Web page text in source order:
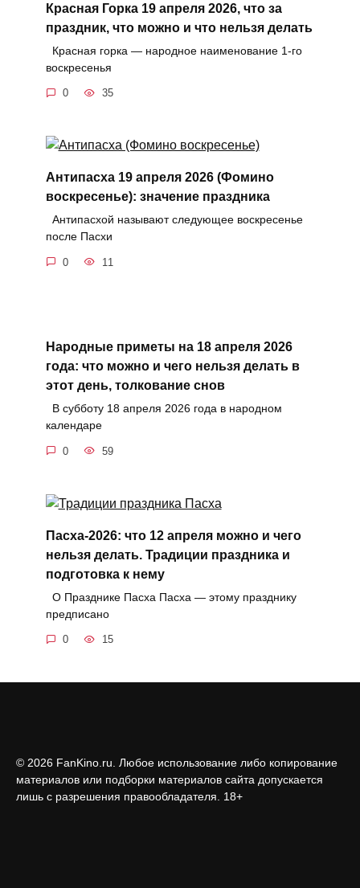
Красная Горка 19 апреля 2026, что за
праздник, что можно и что нельзя делать
Красная горка — народное наименование 1-го
воскресенья
0 35
Антипасха 19 апреля 2026 (Фомино
воскресенье): значение праздника
Антипасхой называют следующее воскресенье
после Пасхи
0 11
Народные приметы на 18 апреля 2026
года: что можно и чего нельзя делать в
этот день, толкование снов
В субботу 18 апреля 2026 года в народном
календаре
0 59
Пасха-2026: что 12 апреля можно и чего
нельзя делать. Традиции праздника и
подготовка к нему
О Празднике Пасха Пасха — этому празднику
предписано
0 15
© 2026 FanKino.ru. Любое использование либо копирование
материалов или подборки материалов сайта допускается
лишь с разрешения правообладателя. 18+